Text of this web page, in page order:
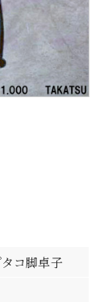
コ脚卓子